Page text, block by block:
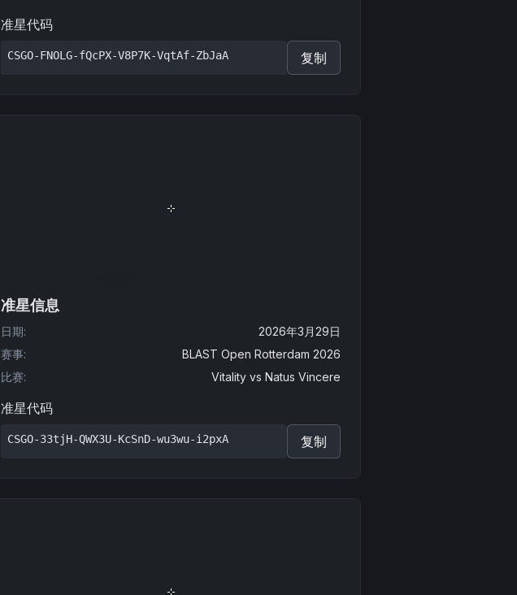
准星代码
CSGO-FNOLG-fQcPX-V8P7K-VqtAf-ZbJaA 复制
准星信息
日期:
2026年3月29日
赛事:
BLAST Open Rotterdam 2026
比赛: Vitality vs Natus Vincere
准星代码
CSGO-33tjH-QWX3U-KcSnD-wu3wu-i2pxA 复制